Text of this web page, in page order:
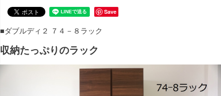
Save
■ダブルディ２ ７４－８ラック
収納たっぷりのラック